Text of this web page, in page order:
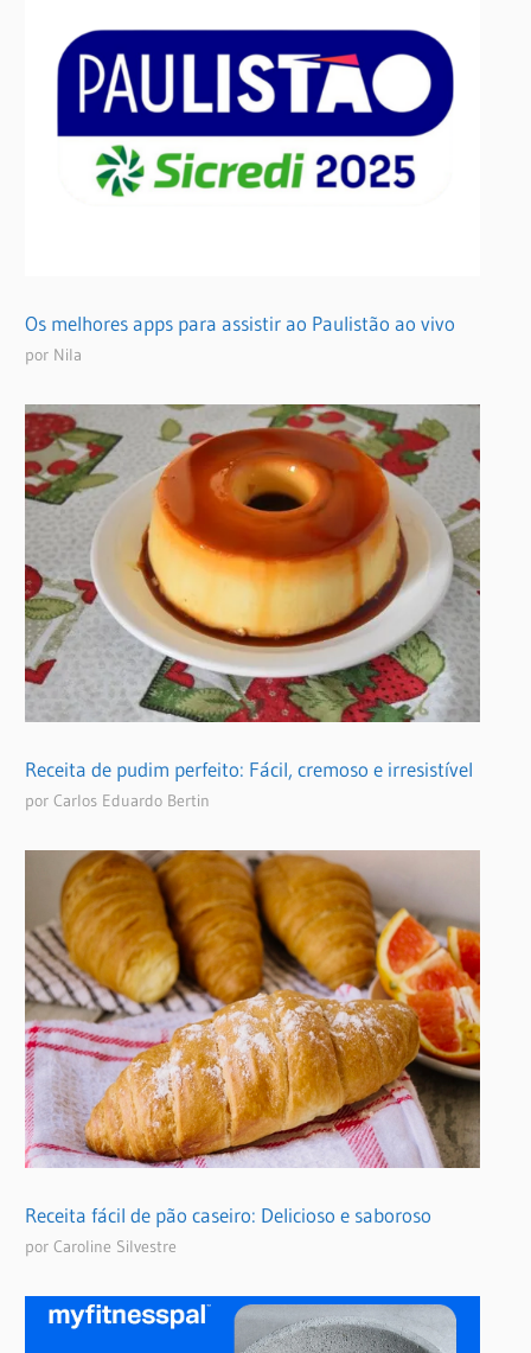
Os melhores apps para assistir ao Paulistão ao vivo
por Nila
Receita de pudim perfeito: Fácil, cremoso e irresistível
por Carlos Eduardo Bertin
Receita fácil de pão caseiro: Delicioso e saboroso
por Caroline Silvestre